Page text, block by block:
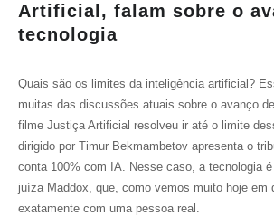
Artificial, falam sobre o
tecnologia
Quais são os limites da inteligência artificial?
muitas das discussões atuais sobre o avanço
filme Justiça Artificial resolveu ir até o limite
dirigido por Timur Bekmambetov apresenta o
conta 100% com IA. Nesse caso, a tecnologia
juíza Maddox, que, como vemos muito hoje em
exatamente com uma pessoa real.